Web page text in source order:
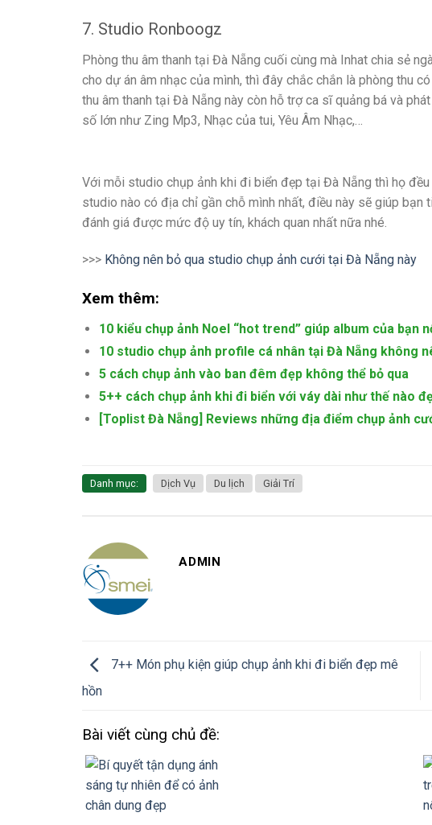
7. Studio Ronboogz
Phòng thu âm thanh tại Đà Nẵng cuối cùng mà Inhat chia sẻ
cho dự án âm nhạc của mình, thì đây chắc chắn là phòng thu
thu âm thanh tại Đà Nẵng này còn hỗ trợ ca sĩ quảng bá và
số lớn như Zing Mp3, Nhạc của tui, Yêu Âm Nhạc,…
Với mỗi studio chụp ảnh khi đi biển đẹp tại Đà Nẵng thì họ
studio nào có địa chỉ gần chỗ mình nhất, điều này sẽ giúp
đánh giá được mức độ uy tín, khách quan nhất nữa nhé.
>>> Không nên bỏ qua studio chụp ảnh cưới tại Đà Nẵng này
Xem thêm:
10 kiểu chụp ảnh Noel “hot trend” giúp album của bạn
10 studio chụp ảnh profile cá nhân tại Đà Nẵng không
5 cách chụp ảnh vào ban đêm đẹp không thể bỏ qua
5++ cách chụp ảnh khi đi biển với váy dài như thế nào
[Toplist Đà Nẵng] Reviews những địa điểm chụp ảnh
Danh mục: Dịch Vụ Du lịch Giải Trí
ADMIN
7++ Món phụ kiện giúp chụp ảnh khi đi biển đẹp mê
hồn
Bài viết cùng chủ đề: